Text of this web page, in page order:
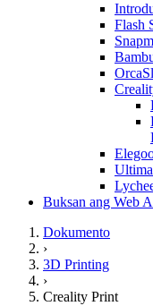
Flash
Buksan ang Web
Dokumento
›
3D Printing
›
Creality Print